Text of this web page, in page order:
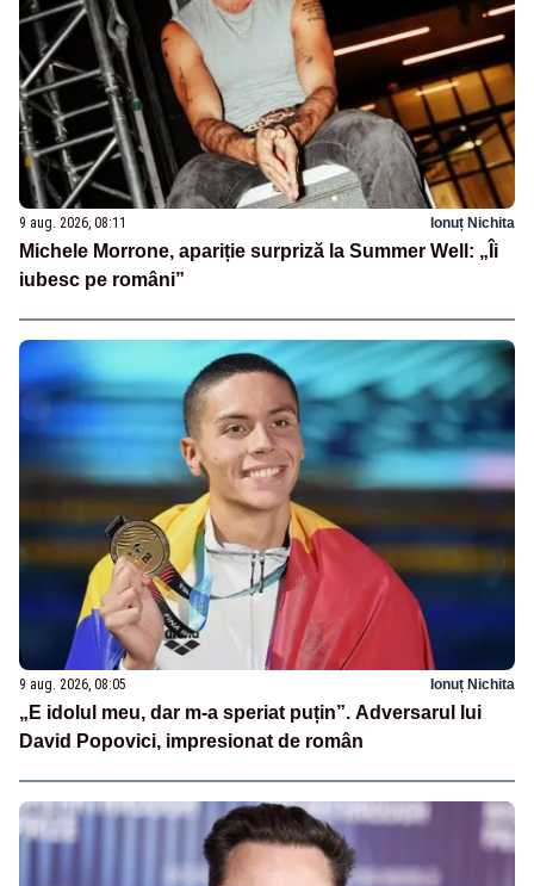
9 aug. 2026, 08:11 Ionuț Nichita
Michele Morrone, apariție surpriză la Summer Well: „Îi
iubesc pe români”
9 aug. 2026, 08:05 Ionuț Nichita
„E idolul meu, dar m-a speriat puțin”. Adversarul lui
David Popovici, impresionat de român